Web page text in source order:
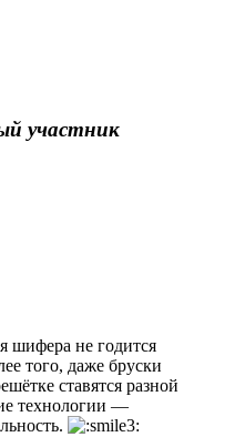
участник
шифера не годится
того, даже бруски
ставятся разной
технологии —